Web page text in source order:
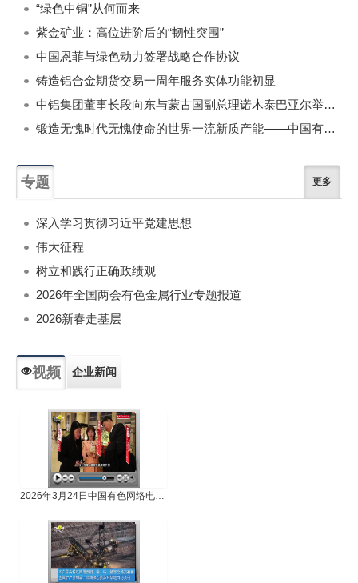
“绿色中铜”从何而来
紫金矿业：高位进阶后的“韧性突围”
中国恩菲与绿色动力签署战略合作协议
铸造铝合金期货交易一周年服务实体功能初显
中铝集团董事长段向东与蒙古国副总理诺木泰巴亚尔举行会谈
锻造无愧时代无愧使命的世界一流新质产能——中国有色金属工业的战略应对与破局之道（二）
专题 更多
深入学习贯彻习近平党建思想
伟大征程
树立和践行正确政绩观
2026年全国两会有色金属行业专题报道
2026新春走基层
视频 企业新闻
2026年3月24日中国有色网络电视新闻